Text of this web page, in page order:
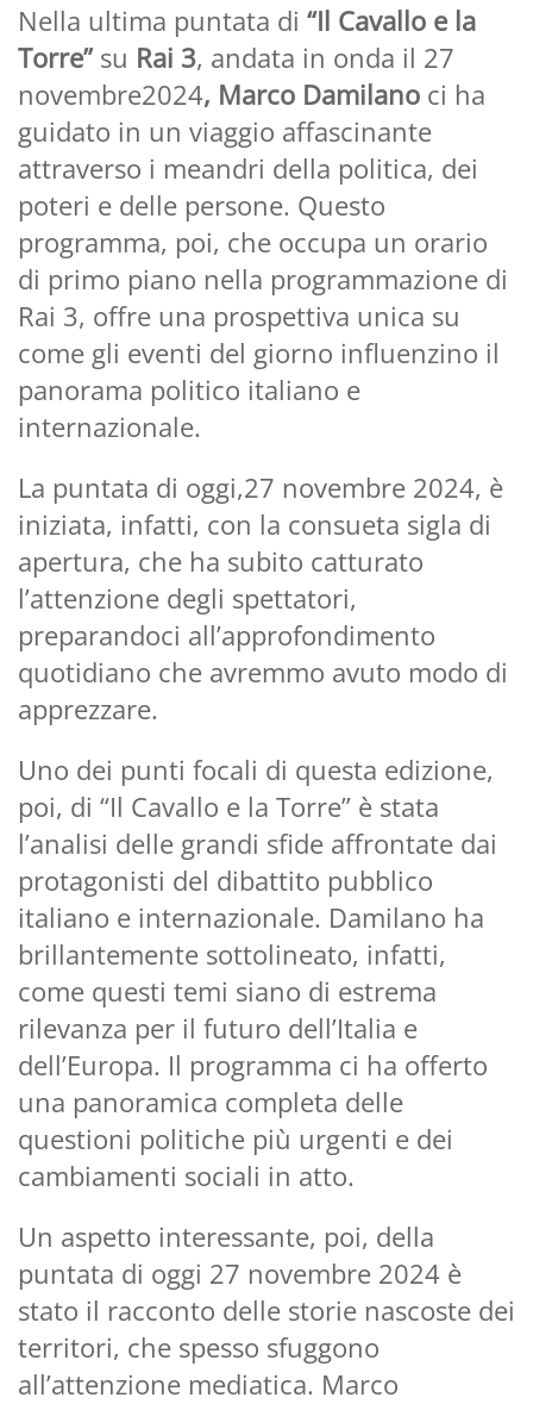
Nella ultima puntata di “Il Cavallo e la
Torre”su Rai 3, andata in onda il 27
novembre2024, Marco Damilano ci ha
guidato in un viaggio affascinante
attraverso i meandri della politica, dei
poteri e delle persone. Questo
programma, poi, che occupa un orario
di primo piano nella programmazione di
Rai 3, offre una prospettiva unica su
come gli eventi del giorno influenzino il
panorama politico italiano e
internazionale.
La puntata di oggi,27 novembre 2024, è
iniziata, infatti, con la consueta sigla di
apertura, che ha subito catturato
l’attenzione degli spettatori,
preparandoci all’approfondimento
quotidiano che avremmo avuto modo di
apprezzare.
Uno dei punti focali di questa edizione,
poi, di “Il Cavallo e la Torre” è stata
l’analisi delle grandi sfide affrontate dai
protagonisti del dibattito pubblico
italiano e internazionale. Damilano ha
brillantemente sottolineato, infatti,
come questi temi siano di estrema
rilevanza per il futuro dell’Italia e
dell’Europa. Il programma ci ha offerto
una panoramica completa delle
questioni politiche più urgenti e dei
cambiamenti sociali in atto.
Un aspetto interessante, poi, della
puntata di oggi 27 novembre 2024 è
stato il racconto delle storie nascoste dei
territori, che spesso sfuggono
all’attenzione mediatica. Marco